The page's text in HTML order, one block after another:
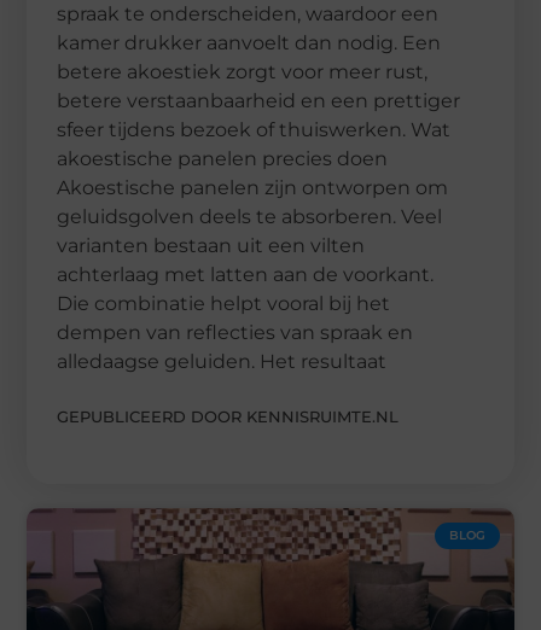
spraak te onderscheiden, waardoor een
kamer drukker aanvoelt dan nodig. Een
betere akoestiek zorgt voor meer rust,
betere verstaanbaarheid en een prettiger
sfeer tijdens bezoek of thuiswerken. Wat
akoestische panelen precies doen
Akoestische panelen zijn ontworpen om
geluidsgolven deels te absorberen. Veel
varianten bestaan uit een vilten
achterlaag met latten aan de voorkant.
Die combinatie helpt vooral bij het
dempen van reflecties van spraak en
alledaagse geluiden. Het resultaat
GEPUBLICEERD DOOR KENNISRUIMTE.NL
BLOG